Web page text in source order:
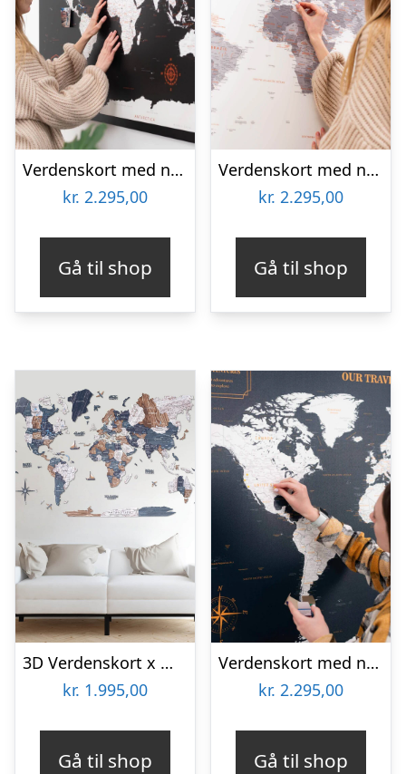
Verdenskort med nåle på lærred Charcoal S (50 x 75 cm) Ingen ramme
kr. 2.295,00
Gå til shop
Verdenskort med nåle på lærred Stone S (50 x 75 cm) Ingen ramme
kr. 2.295,00
Gå til shop
3D Verdenskort x Mystery Medium (100 x 60 cm)
kr. 1.995,00
Gå til shop
Verdenskort med nåle på lærred Horizon S (50 x 75 cm) Ingen ramme
kr. 2.295,00
Gå til shop